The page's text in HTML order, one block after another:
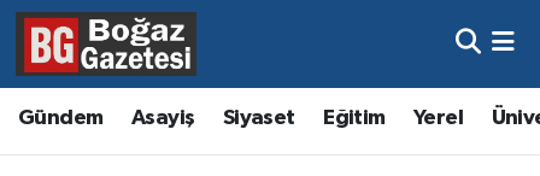
Gündem Asayiş Siyaset Eğitim Yerel
Asayiş
Eğitim
Hava Durumu
Trafik Durumu